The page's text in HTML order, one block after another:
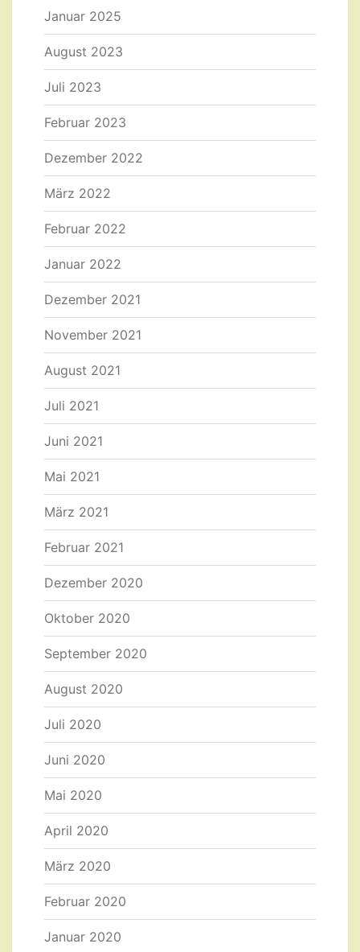
Januar 2025
August 2023
Juli 2023
Februar 2023
Dezember 2022
März 2022
Februar 2022
Januar 2022
Dezember 2021
November 2021
August 2021
Juli 2021
Juni 2021
Mai 2021
März 2021
Februar 2021
Dezember 2020
Oktober 2020
September 2020
August 2020
Juli 2020
Juni 2020
Mai 2020
April 2020
März 2020
Februar 2020
Januar 2020